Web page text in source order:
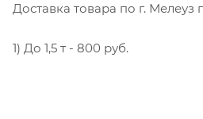
Доставка товара по г. Мелеуз
1) До 1,5 т - 800 руб.